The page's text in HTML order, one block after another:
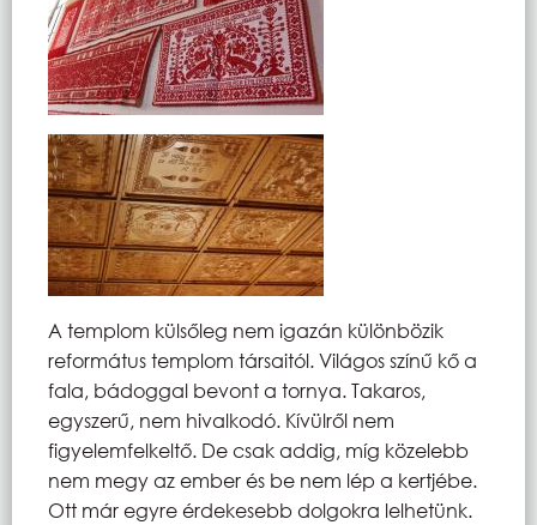
A templom külsőleg nem igazán különbözik
református templom társaitól. Világos színű kő a
fala, bádoggal bevont a tornya. Takaros,
egyszerű, nem hivalkodó. Kívülről nem
figyelemfelkeltő. De csak addig, míg közelebb
nem megy az ember és be nem lép a kertjébe.
Ott már egyre érdekesebb dolgokra lelhetünk.